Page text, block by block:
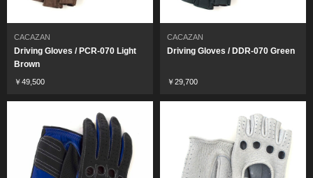
CACAZAN
Driving Gloves / PCR-070 Light
Brown
￥49,500
CACAZAN
Driving Gloves / DDR-070 Green
￥29,700